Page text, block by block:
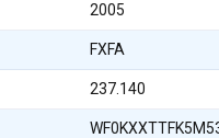
2005
FXFA
237.140